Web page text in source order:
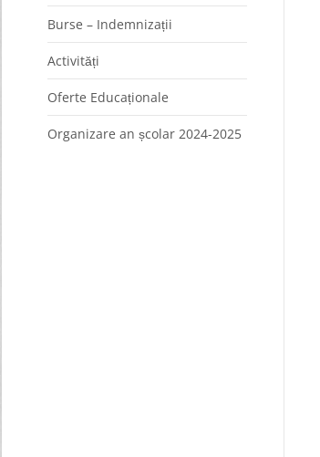
Burse – Indemnizații
Activități
Oferte Educaționale
Organizare an școlar 2024-2025